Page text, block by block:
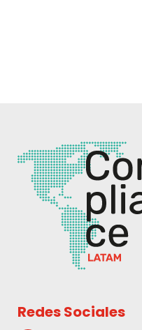
Redes Sociales